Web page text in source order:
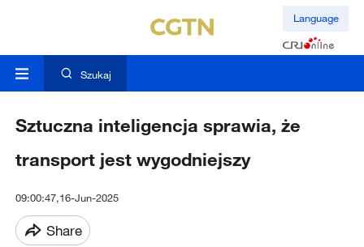
Language
Szukaj
Sztuczna inteligencja sprawia, że
transport jest wygodniejszy
09:00:47,16-Jun-2025
Share